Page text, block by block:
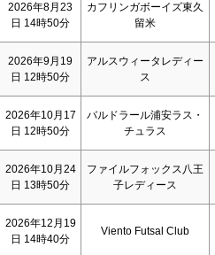
2026年8月23
日 14時50分
カフリンガボーイズ東久
留米
2026年9月19
日 12時50分
アルスウィータレディー
ス
2026年10月17
日 12時50分
バルドラール浦安ラス・
チュラス
2026年10月24
日 13時50分
ファイルフォックス八王
子レディース
2026年12月19
日 14時40分
Viento Futsal Club